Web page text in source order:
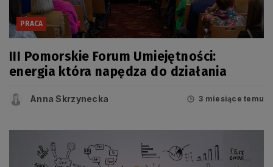
PRACA
III Pomorskie Forum Umiejętności:
energia która napędza do działania
Anna Skrzynecka 3 miesiące temu